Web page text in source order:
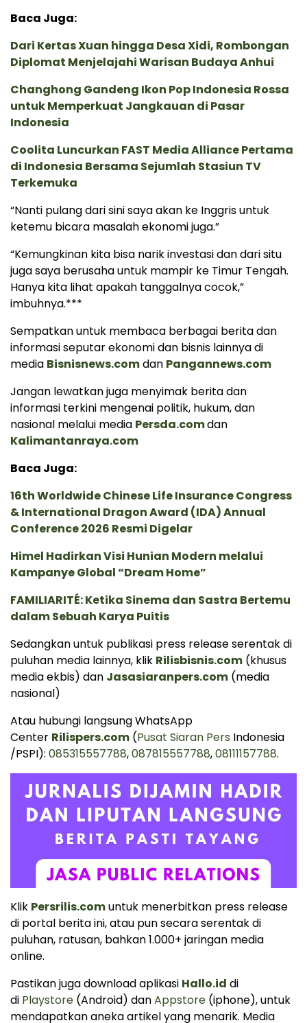
Baca Juga:
Dari Kertas Xuan hingga Desa Xidi, Rombongan
Diplomat Menjelajahi Warisan Budaya Anhui
Changhong Gandeng Ikon Pop Indonesia Rossa
untuk Memperkuat Jangkauan di Pasar
Indonesia
Coolita Luncurkan FAST Media Alliance Pertama
di Indonesia Bersama Sejumlah Stasiun TV
Terkemuka
“Nanti pulang dari sini saya akan ke Inggris untuk
ketemu bicara masalah ekonomi juga.”
“Kemungkinan kita bisa narik investasi dan dari situ
juga saya berusaha untuk mampir ke Timur Tengah.
Hanya kita lihat apakah tanggalnya cocok,”
imbuhnya.***
Sempatkan untuk membaca berbagai berita dan
informasi seputar ekonomi dan bisnis lainnya di
media Bisnisnews.comdan Pangannews.com
Jangan lewatkan juga menyimak berita dan
informasi terkini mengenai politik, hukum, dan
nasional melalui media Persda.comdan
Kalimantanraya.com
Baca Juga:
16th Worldwide Chinese Life Insurance Congress
& International Dragon Award (IDA) Annual
Conference 2026 Resmi Digelar
Himel Hadirkan Visi Hunian Modern melalui
Kampanye Global “Dream Home”
FAMILIARITÉ: Ketika Sinema dan Sastra Bertemu
dalam Sebuah Karya Puitis
Sedangkan untuk publikasi press release serentak di
puluhan media lainnya, klik Rilisbisnis.com (khusus
media ekbis) dan Jasasiaranpers.com (media
nasional)
Atau hubungi langsung WhatsApp
Center Rilispers.com (Pusat Siaran Pers Indonesia
/PSPI): 085315557788,087815557788,08111157788.
Klik Persrilis.comuntuk menerbitkan press release
di portal berita ini, atau pun secara serentak di
puluhan, ratusan, bahkan 1.000+ jaringan media
online.
Pastikan juga download aplikasi Hallo.id di
di Playstore (Android) danAppstore (iphone), untuk
mendapatkan aneka artikel yang menarik. Media